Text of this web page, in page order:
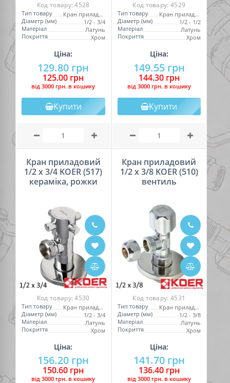
Код товару:4528
Тип товару
Кран приладовий
Діаметр (мм)
1/2 - 3/4
Матеріал
Латунь
Покриття
Хром
Ціна:
129.80 грн
125.00 грн
вiд 3000 грн. в кошику
Купити
Код товару: 4529
Тип товару
Кран приладовий
Діаметр (мм)
1/2 - 1/2
Матеріал
Латунь
Покриття
Хром
Ціна:
149.55 грн
144.30 грн
вiд 3000 грн. в кошику
Купити
Кран приладовий
1/2 х 3/4 KOER (517)
кераміка, рожки
Код товару:4530
Тип товару
Кран приладовий
Діаметр (мм)
1/2 - 3/4
Матеріал
Латунь
Покриття
Хром
Ціна:
156.20 грн
150.60 грн
вiд 3000 грн. в кошику
Кран приладовий
1/2 х 3/8 KOER (510)
вентиль
Код товару: 4531
Тип товару
Кран приладовий
Діаметр (мм)
1/2 - 3/8
Матеріал
Латунь
Покриття
Хром
Ціна:
141.70 грн
136.40 грн
вiд 3000 грн. в кошику